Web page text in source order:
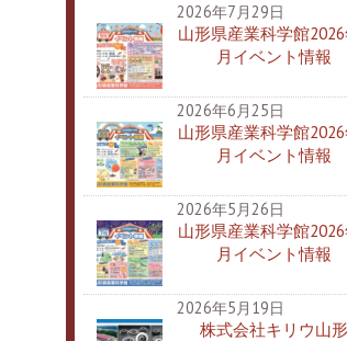
2026年7月29日
山形県産業科学館
月イベント情報
2026年6月25日
山形県産業科学館
月イベント情報
2026年5月26日
山形県産業科学館
月イベント情報
2026年5月19日
株式会社キリウ山形